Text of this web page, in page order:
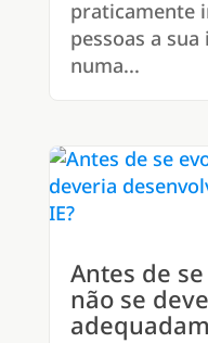
praticamente
pessoas a
numa...
Antes de
não se